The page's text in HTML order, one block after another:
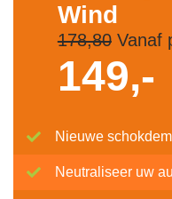
Wind
178,80Vanaf
149,-
Nieuwe
Neutraliseer uw